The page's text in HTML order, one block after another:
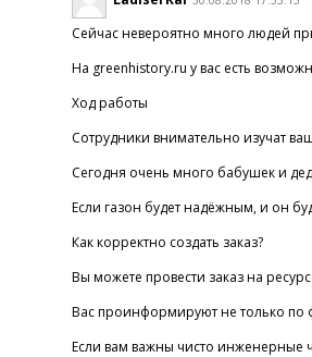
Сейчас невероятно много людей
На greenhistory.ru у вас есть
Ход работы
Сотрудники внимательно изучат
Сегодня очень много бабушек и
Если газон будет надёжным, и он
Как корректно создать заказ?
Вы можете провести заказ на
Вас проинформируют не только по
Если вам важны чисто инженерные